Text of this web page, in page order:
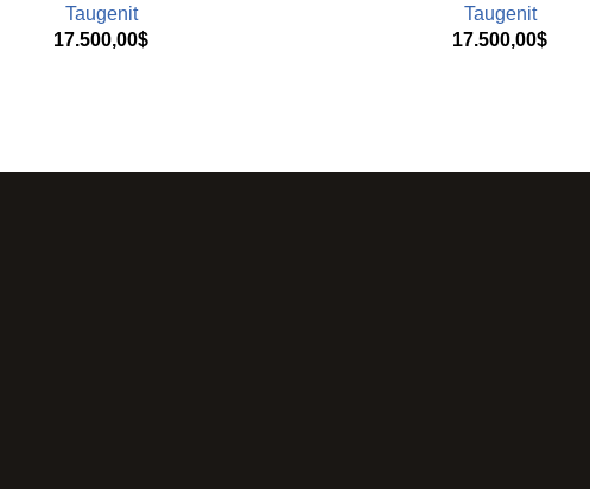
Taugenit
17.500,00$
Taugenit
17.500,00$